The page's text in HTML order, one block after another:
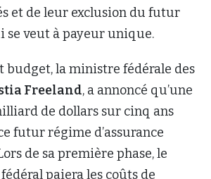
et de leur exclusion du futur
se veut à payeur unique.
budget, la ministre fédérale des
Freeland, a annoncé qu’une
de dollars sur cinq ans
futur régime d’assurance
de sa première phase, le
paiera les coûts de